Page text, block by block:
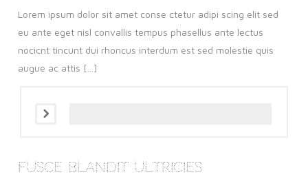
Lorem ipsum dolor sit amet conse ctetur adipi scing elit sed
eu ante eget nisl convallis tempus phasellus ante lectus
nocicnt tincunt dui rhoncus interdum est sed molestie quis
augue ac attis [...]
Fusce Blandit Ultricies